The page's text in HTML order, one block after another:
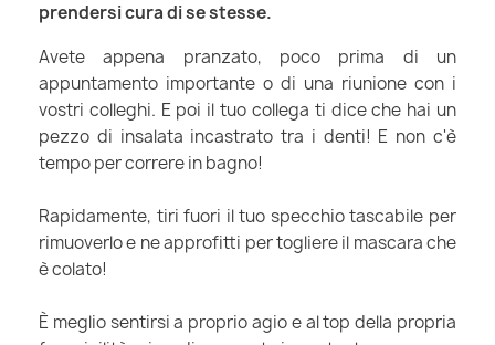
prendersi cura di se stesse.
Avete appena pranzato, poco prima di un
appuntamento importante o di una riunione con i
vostri colleghi. E poi il tuo collega ti dice che hai un
pezzo di insalata incastrato tra i denti! E non c'è
tempo per correre in bagno!
Rapidamente, tiri fuori il tuo specchio tascabile per
rimuoverlo e ne approfitti per togliere il mascara che
è colato!
È meglio sentirsi a proprio agio e al top della propria